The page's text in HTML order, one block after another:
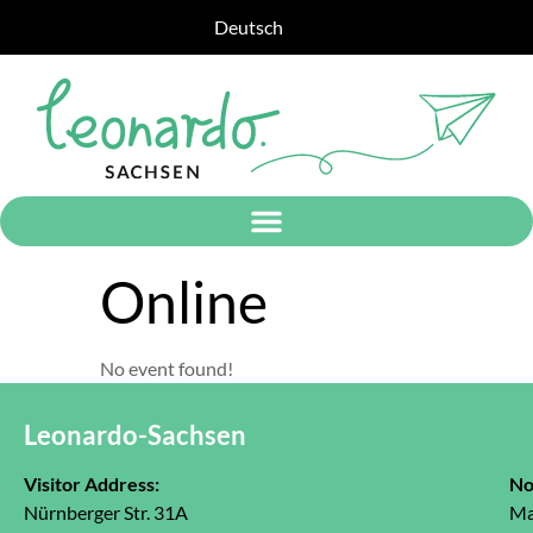
Deutsch
Online
No event found!
Leonardo-Sachsen
Visitor Address:
Nürnberger Str. 31A